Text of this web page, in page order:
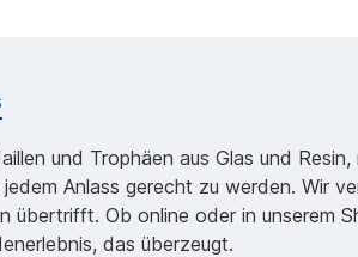
und Trophäen aus Glas und
Anlass gerecht zu werden. Wir
Ob online oder in unserem
das überzeugt.